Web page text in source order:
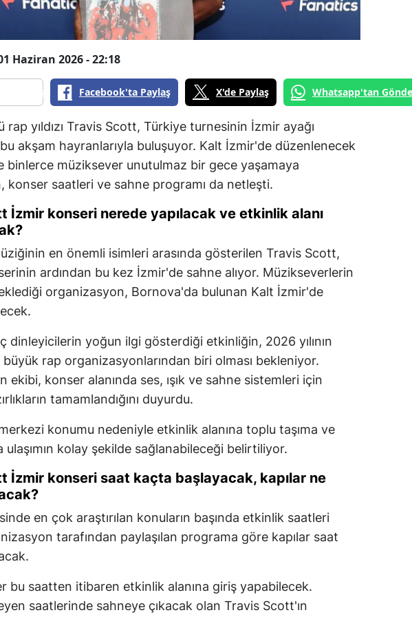
Haziran 2026 - 22:18
Facebook'ta Paylaş X'de Paylaş Whatsapp'tan
rap yıldızı Travis Scott, Türkiye turnesinin İzmir ayağı
akşam hayranlarıyla buluşuyor. Kalt İzmir'de düzenlenecek
binlerce müziksever unutulmaz bir gece yaşamaya
konser saatleri ve sahne programı da netleşti.
İzmir konseri nerede yapılacak ve etkinlik alanı
en önemli isimleri arasında gösterilen Travis Scott,
ardından bu kez İzmir'de sahne alıyor. Müzikseverlerin
organizasyon, Bornova'da bulunan Kalt İzmir'de
dinleyicilerin yoğun ilgi gösterdiği etkinliğin, 2026 yılının
rap organizasyonlarından biri olması bekleniyor.
ekibi, konser alanında ses, ışık ve sahne sistemleri için
tamamlandığını duyurdu.
konumu nedeniyle etkinlik alanına toplu taşıma ve
ulaşımın kolay şekilde sağlanabileceği belirtiliyor.
İzmir konseri saat kaçta başlayacak, kapılar ne
en çok araştırılan konuların başında etkinlik saatleri
tarafından paylaşılan programa göre kapılar saat
bu saatten itibaren etkinlik alanına giriş yapabilecek.
saatlerinde sahneye çıkacak olan Travis Scott'ın